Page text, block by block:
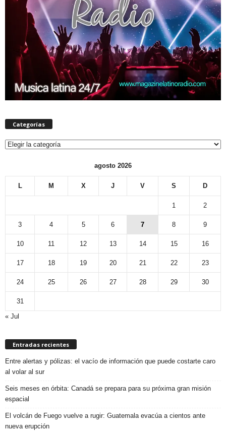
Categorías
Categorías
agosto 2026
L M X J V S D
1 2
3 4 5 6 7 8 9
10 11 12 13 14 15 16
17 18 19 20 21 22 23
24 25 26 27 28 29 30
31
« Jul
Entradas recientes
Entre alertas y pólizas: el vacío de información que puede costarte caro
al volar al sur
Seis meses en órbita: Canadá se prepara para su próxima gran misión
espacial
El volcán de Fuego vuelve a rugir: Guatemala evacúa a cientos ante
nueva erupción